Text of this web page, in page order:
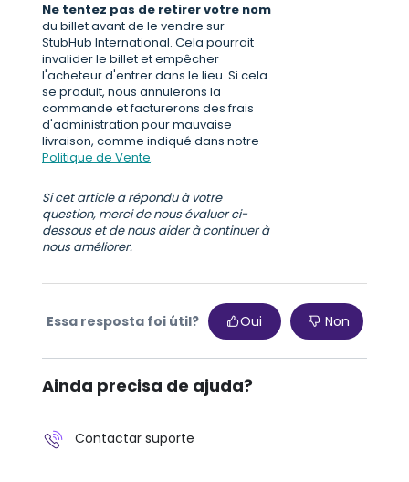
Ne tentez pas de retirer votre nom
du billet avant de le vendre sur
StubHub International. Cela pourrait
invalider le billet et empêcher
l'acheteur d'entrer dans le lieu. Si cela
se produit, nous annulerons la
commande et facturerons des frais
d'administration pour mauvaise
livraison, comme indiqué dans notre
Politique de Vente.
Si cet article a répondu à votre
question, merci de nous évaluer ci-
dessous et de nous aider à continuer à
nous améliorer.
Essa resposta foi útil? Oui Non
Ainda precisa de ajuda?
Contactar suporte